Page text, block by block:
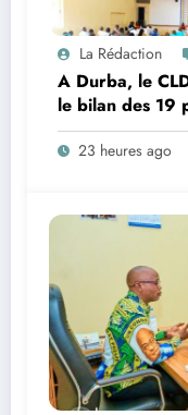
La Rédaction
A Durba, le
le bilan des 19
de cahier de
et prépare le
23 heures ago